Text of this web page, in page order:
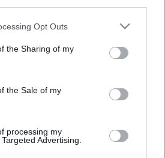
app uses one or more Google
usage behaviour. You may click to
Google and its third-party tags to
specified purposes in below Google
Opt Outs
the Sharing of my
the Sale of my
processing my
Advertising.
az újév első napján lesz.
HAGYOMÁNYOS KASZINÓK?
FOLYATJUK
KÉT FŐNYEREMÉNYT